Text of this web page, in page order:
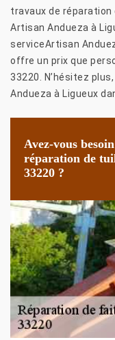
travaux de réparation
Artisan Andueza à
serviceArtisan
offre un prix que
33220. N’hésitez
Andueza à Ligueux
Avez-vous
réparation de
33220 ?